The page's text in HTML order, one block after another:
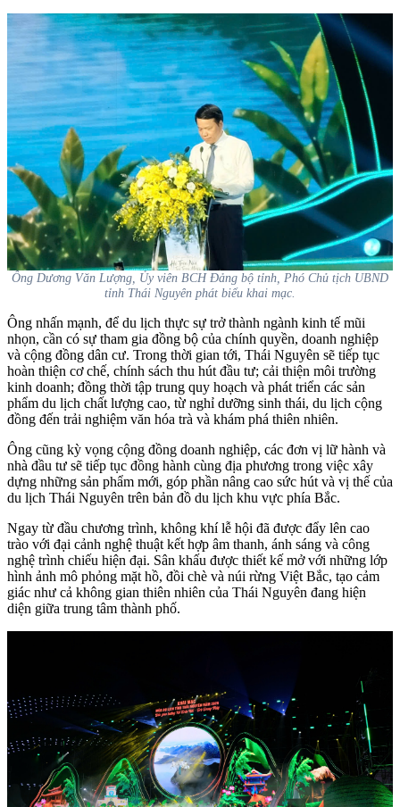
Ông Dương Văn Lượng, Ủy viên BCH Đảng bộ tỉnh, Phó Chủ tịch UBND
tỉnh Thái Nguyên phát biểu khai mạc.
Ông nhấn mạnh, để du lịch thực sự trở thành ngành kinh tế mũi
nhọn, cần có sự tham gia đồng bộ của chính quyền, doanh nghiệp
và cộng đồng dân cư. Trong thời gian tới, Thái Nguyên sẽ tiếp tục
hoàn thiện cơ chế, chính sách thu hút đầu tư; cải thiện môi trường
kinh doanh; đồng thời tập trung quy hoạch và phát triển các sản
phẩm du lịch chất lượng cao, từ nghỉ dưỡng sinh thái, du lịch cộng
đồng đến trải nghiệm văn hóa trà và khám phá thiên nhiên.
Ông cũng kỳ vọng cộng đồng doanh nghiệp, các đơn vị lữ hành và
nhà đầu tư sẽ tiếp tục đồng hành cùng địa phương trong việc xây
dựng những sản phẩm mới, góp phần nâng cao sức hút và vị thế của
du lịch Thái Nguyên trên bản đồ du lịch khu vực phía Bắc.
Ngay từ đầu chương trình, không khí lễ hội đã được đẩy lên cao
trào với đại cảnh nghệ thuật kết hợp âm thanh, ánh sáng và công
nghệ trình chiếu hiện đại. Sân khấu được thiết kế mở với những lớp
hình ảnh mô phỏng mặt hồ, đồi chè và núi rừng Việt Bắc, tạo cảm
giác như cả không gian thiên nhiên của Thái Nguyên đang hiện
diện giữa trung tâm thành phố.